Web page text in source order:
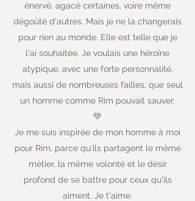
énervé, agacé certaines, voire même
dégoûté d'autres. Mais je ne la changerais
pour rien au monde. Elle est telle que je
l'ai souhaitée. Je voulais une héroïne
atypique, avec une forte personnalité,
mais aussi de nombreuses failles, que seul
un homme comme Rim pouvait sauver.
💚
Je me suis inspirée de mon homme à moi
pour Rim, parce qu'ils partagent le même
métier, la même volonté et le désir
profond de se battre pour ceux qu'ils
aiment. Je t'aime.